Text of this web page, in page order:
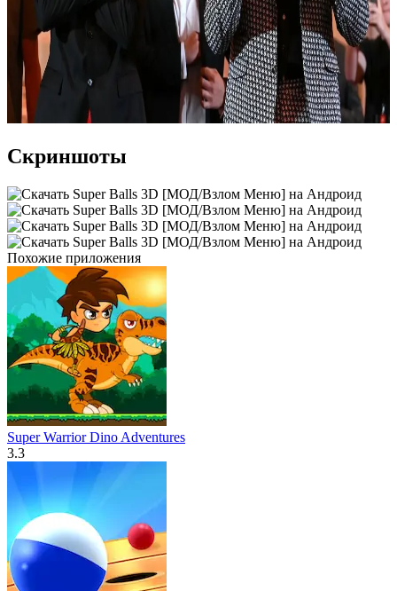
Скриншоты
Похожие приложения
Super Warrior Dino Adventures
3.3